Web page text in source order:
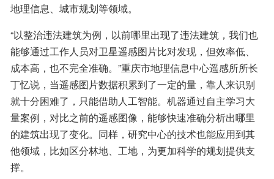
地理信息、城市规划等领域。
“以整治违法建筑为例，以前哪里出现了违法建筑，我们也
能够通过工作人员对卫星遥感图片比对发现，但效率低、
成本高，也不完全准确。”重庆市地理信息中心遥感所所长
丁忆说，当遥感图片数据积累到了一定的量，靠人来识别
就十分困难了，只能借助人工智能。机器通过自主学习大
量案例，对比之前的遥感图像，能够快速准确分析出哪里
的建筑出现了变化。同样，研究中心的技术也能应用到其
他领域，比如区分林地、工地，为更加科学的规划提供支
撑。